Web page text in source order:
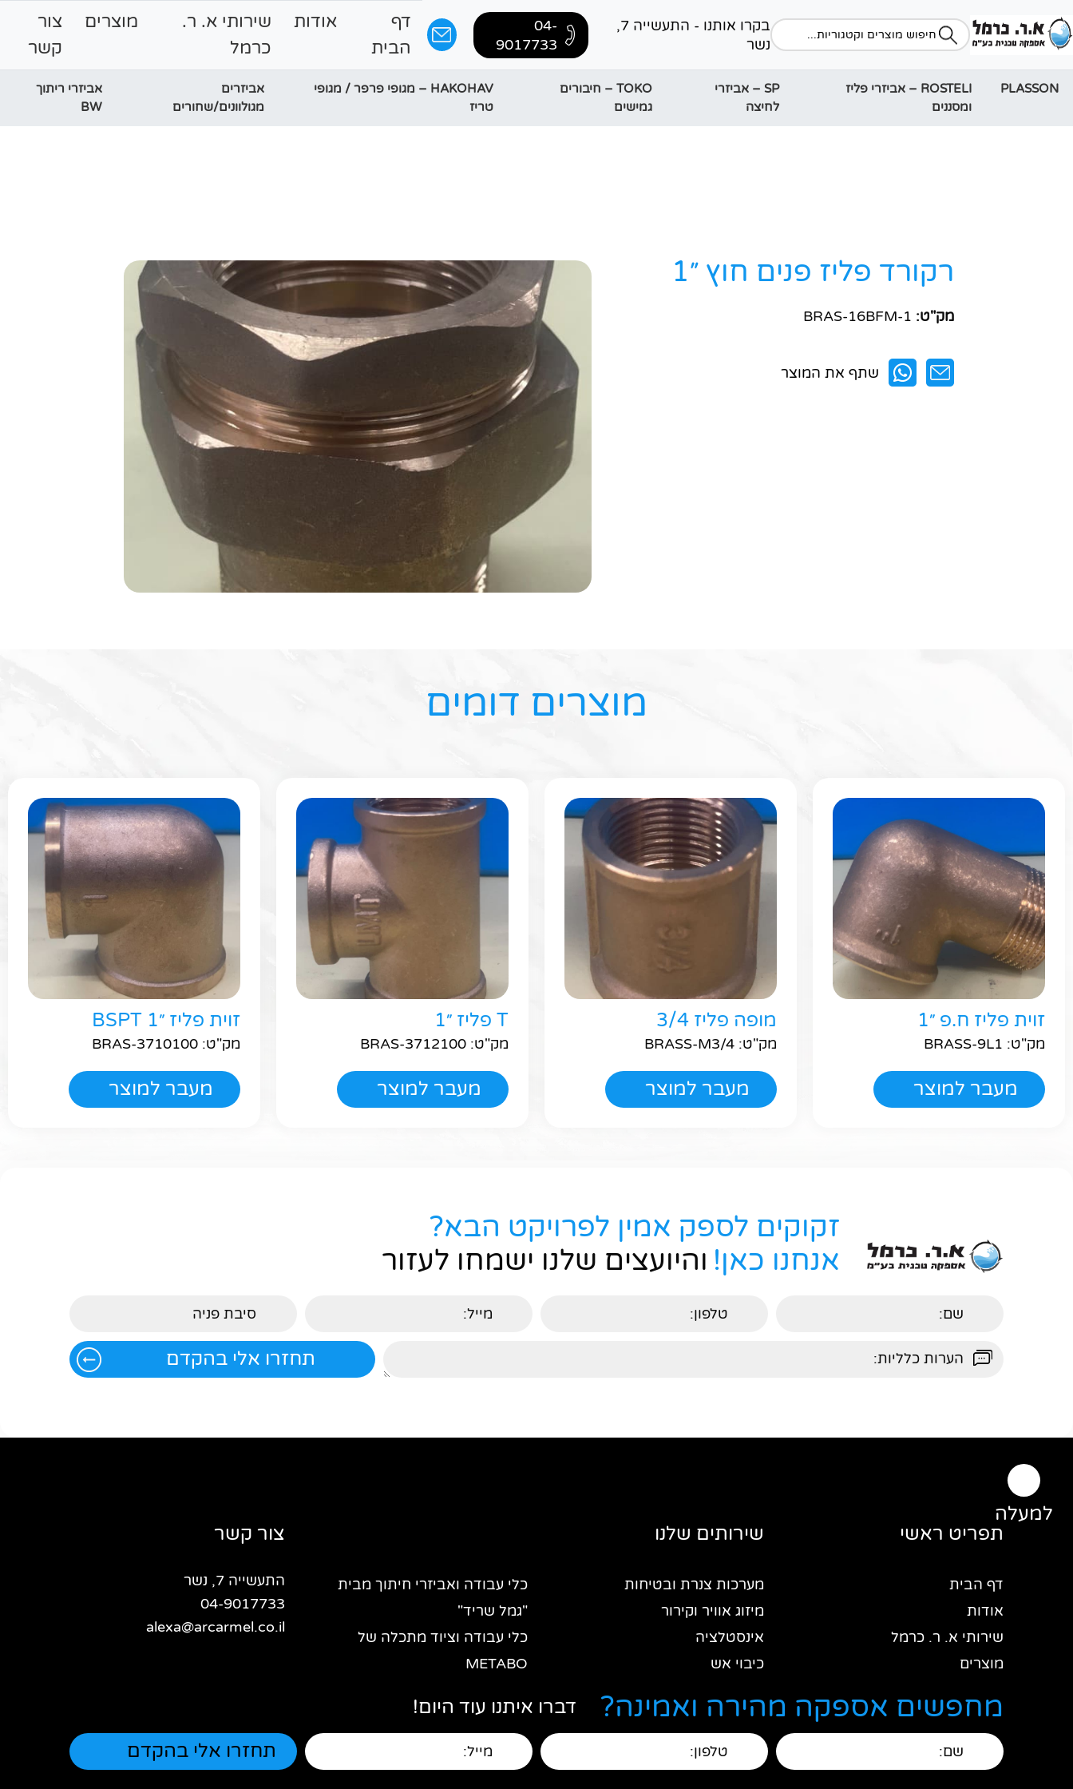
בקרו אותנו - התעשייה 7,
נשר
04-
9017733
דף
הבית
אודות
שירותי א. ר.
כרמל
מוצרים
צור
קשר
PLASSON
ROSTELI – אביזרי פליז
ומסננים
SP – אביזרי
לחיצה
TOKO – חיבורים
גמישים
HAKOHAV – מגופי פרפר / מגופי
טריז
אביזרים
מגולוונים/שחורים
אביזרי ריתוך
BW
רקורד פליז פנים חוץ ״1
מק"ט:
שתף את המוצר
מחפשים אספקה מהירה ואמינה? דברו איתנו עוד היום!
מוצרים דומים
זוית פליז ח.פ ״1
מק"ט: BRASS-9L1
מעבר למוצר
מופה פליז 3/4
מק"ט: BRASS-M3/4
מעבר למוצר
T פליז ״1
מק"ט: BRAS-3712100
מעבר למוצר
זוית פליז ״1 BSPT
מק"ט: BRAS-3710100
מעבר למוצר
זקוקים לספק אמין לפרויקט הבא?
אנחנו כאן! והיועצים שלנו ישמחו לעזור
למעלה
תפריט ראשי
דף הבית
אודות
שירותי א. ר. כרמל
מוצרים
שירותים שלנו
מערכות צנרת ובטיחות
מיזוג אוויר וקירור
אינסטלציה
כיבוי אש
כלי עבודה ואביזרי חיתוך מבית
"גמל שריד"
כלי עבודה וציוד מתכלה של
METABO
צור קשר
התעשייה 7, נשר
04-9017733
alexa@arcarmel.co.il